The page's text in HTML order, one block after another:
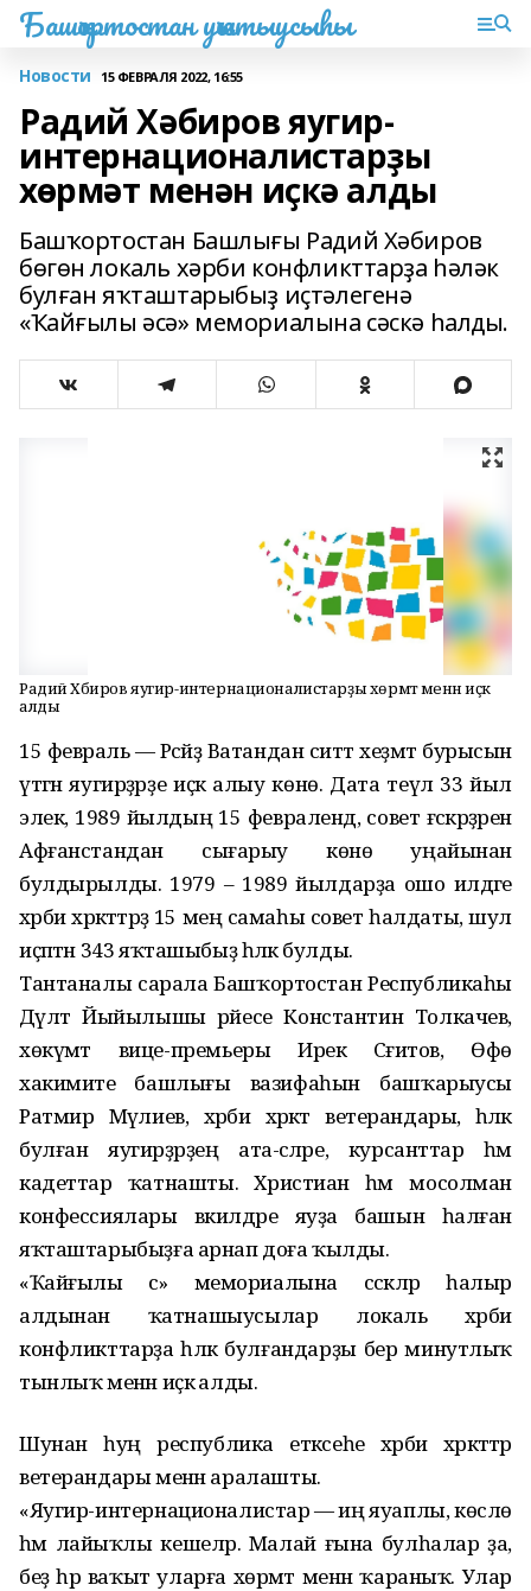
Башҡортостан уҡытыусыһы
Новости 15 ФЕВРАЛЯ 2022, 16:55
Радий Хәбиров яугир-
интернационалистарҙы
хөрмәт менән иҫкә алды
Башҡортостан Башлығы Радий Хәбиров
бөгөн локаль хәрби конфликттарҙа һәләк
булған яҡташтарыбыҙ иҫтәлегенә
«Ҡайғылы әсә» мемориалына сәскә һалды.
Радий Хәбиров яугир-интернационалистарҙы хөрмәт менән иҫкә
алды
15 февраль — Рәсәйҙә Ватандан ситтә хеҙмәт бурысын
үтәгән яугирҙәрҙе иҫкә алыу көнө. Дата теүәл 33 йыл
элек, 1989 йылдың 15 февралендә, совет ғәскәрҙәрен
Афғанстандан сығарыу көнө уңайынан
булдырылды. 1979 – 1989 йылдарҙа ошо илдәге
хәрби хәрәкәттәрҙә 15 мең самаһы совет һалдаты, шул
иҫәптән 343 яҡташыбыҙ һәләк булды.
Тантаналы сарала Башҡортостан Республикаһы
Дәүләт Йыйылышы рәйесе Константин Толкачев,
хөкүмәт вице-премьеры Ирек Сәғитов, Өфө
хакимиәте башлығы вазифаһын башҡарыусы
Ратмир Мәүлиев, хәрби хәрәкәт ветерандары, һәләк
булған яугирҙәрҙең ата-әсәләре, курсанттар һәм
кадеттар ҡатнашты. Христиан һәм мосолман
конфессиялары вәкилдәре яуҙа башын һалған
яҡташтарыбыҙға арнап доға ҡылды.
«Ҡайғылы әсә» мемориалына сәскәләр һалыр
алдынан ҡатнашыусылар локаль хәрби
конфликттарҙа һәләк булғандарҙы бер минутлыҡ
тынлыҡ менән иҫкә алды.
Шунан һуң республика етәксеһе хәрби хәрәкәттәр
ветерандары менән аралашты.
«Яугир-интернационалистар — иң яуаплы, көслө
һәм лайыҡлы кешеләр. Малай ғына булһалар ҙа,
беҙ һәр ваҡыт уларға хөрмәт менән ҡараныҡ. Улар